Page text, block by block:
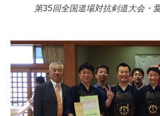
第35回全国道場対抗剣道大会